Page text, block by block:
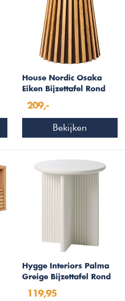
House Nordic Osaka
Eiken Bijzettafel Rond
209,-
Bekijken
Hygge Interiors Palma
Greige Bijzettafel Rond
119,95